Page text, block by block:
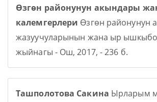
Өзгөн районунун акындары
калемгерлери Өзгөн районунун
жазуучуларынын жана ыр
жыйнагы - Ош, 2017, - 236 б.
Ташполотова Сакина Ырларым